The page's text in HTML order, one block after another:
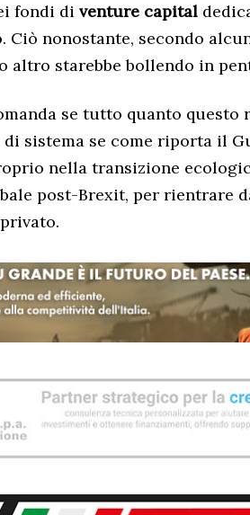
fondi di venture capital
Ciò nonostante, secondo
altro starebbe bollendo in
se tutto quanto questo
sistema se come riporta il
nella transizione
post-Brexit, per rientrare